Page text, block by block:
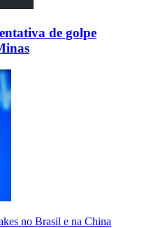
de golpe
no Brasil e na China